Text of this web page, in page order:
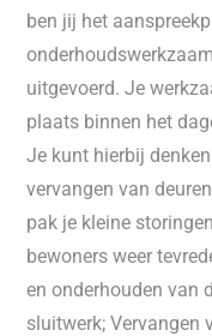
ben jij het
uitgevoerd. Je
plaats binnen het
Je kunt hierbij
vervangen van
pak je kleine
bewoners weer
en onderhouden van
sluitwerk; Vervangen